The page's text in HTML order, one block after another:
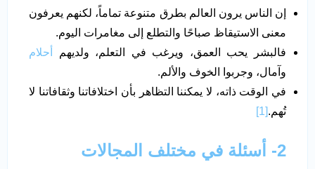
إن الناس يرون العالم بطرق متنوعة تماماً، لكنهم يعرفون
معنى الاستيقاظ صباحًا والتطلع إلى مغامرات اليوم.
فالبشر يحب العمق، ويرغب في التعلم، ولديهم
أحلام
وآمال، وجربوا الخوف والألم.
في الوقت ذاته، لا يمكننا التظاهر بأن اختلافاتنا وثقافاتنا لا
تُهم.[1]
2- أسئلة في مختلف المجالات